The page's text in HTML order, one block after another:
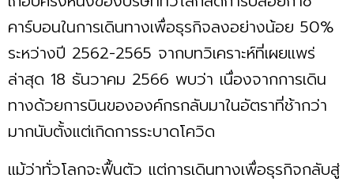
คาร์บอนในการเดินทางเพื่อธุรกิจลงอย่างน้อย 50%
ระหว่างปี 2562-2565 จากบทวิเคราะห์ที่เผยแพร่
ล่าสุด 18 ธันวาคม 2566 พบว่า เนื่องจากการเดิน
ทางด้วยการบินขององค์กรกลับมาในอัตราที่ช้ากว่า
มากนับตั้งแต่เกิดการระบาดโควิด
แม้ว่าทั่วโลกจะฟื้นตัว แต่การเดินทางเพื่อธุรกิจกลับสู่